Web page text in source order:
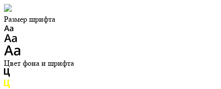
Размер шрифта
Цвет фона и шрифта